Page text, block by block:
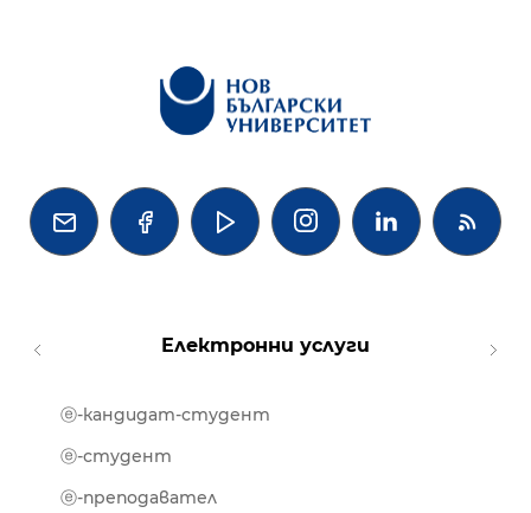
   
Електронни услуги
ⓔ-кандидат-студент
ⓔ-студент
ⓔ-преподавател